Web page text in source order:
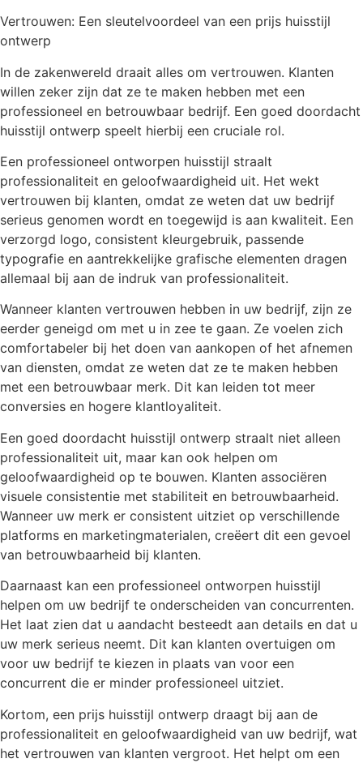
Vertrouwen: Een sleutelvoordeel van een prijs huisstijl
ontwerp
In de zakenwereld draait alles om vertrouwen. Klanten
willen zeker zijn dat ze te maken hebben met een
professioneel en betrouwbaar bedrijf. Een goed doordacht
huisstijl ontwerp speelt hierbij een cruciale rol.
Een professioneel ontworpen huisstijl straalt
professionaliteit en geloofwaardigheid uit. Het wekt
vertrouwen bij klanten, omdat ze weten dat uw bedrijf
serieus genomen wordt en toegewijd is aan kwaliteit. Een
verzorgd logo, consistent kleurgebruik, passende
typografie en aantrekkelijke grafische elementen dragen
allemaal bij aan de indruk van professionaliteit.
Wanneer klanten vertrouwen hebben in uw bedrijf, zijn ze
eerder geneigd om met u in zee te gaan. Ze voelen zich
comfortabeler bij het doen van aankopen of het afnemen
van diensten, omdat ze weten dat ze te maken hebben
met een betrouwbaar merk. Dit kan leiden tot meer
conversies en hogere klantloyaliteit.
Een goed doordacht huisstijl ontwerp straalt niet alleen
professionaliteit uit, maar kan ook helpen om
geloofwaardigheid op te bouwen. Klanten associëren
visuele consistentie met stabiliteit en betrouwbaarheid.
Wanneer uw merk er consistent uitziet op verschillende
platforms en marketingmaterialen, creëert dit een gevoel
van betrouwbaarheid bij klanten.
Daarnaast kan een professioneel ontworpen huisstijl
helpen om uw bedrijf te onderscheiden van concurrenten.
Het laat zien dat u aandacht besteedt aan details en dat u
uw merk serieus neemt. Dit kan klanten overtuigen om
voor uw bedrijf te kiezen in plaats van voor een
concurrent die er minder professioneel uitziet.
Kortom, een prijs huisstijl ontwerp draagt bij aan de
professionaliteit en geloofwaardigheid van uw bedrijf, wat
het vertrouwen van klanten vergroot. Het helpt om een